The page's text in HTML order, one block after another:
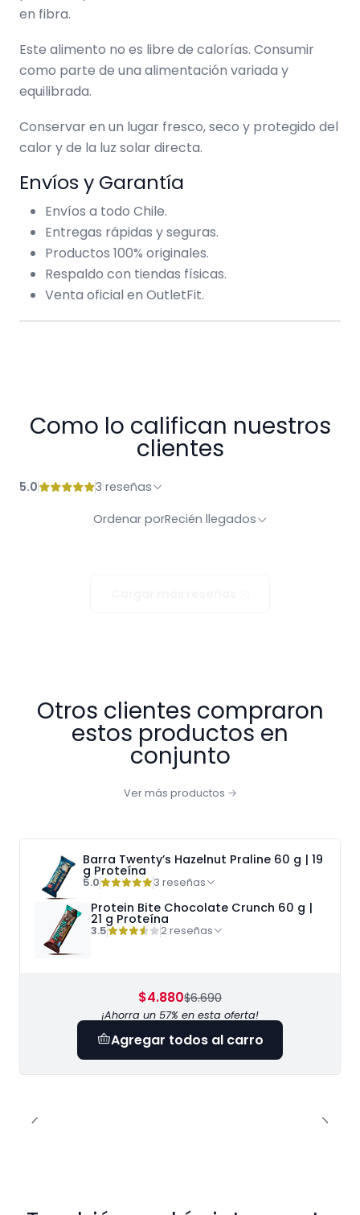
en fibra.
Este alimento no es libre de calorías. Consumir
como parte de una alimentación variada y
equilibrada.
Conservar en un lugar fresco, seco y protegido del
calor y de la luz solar directa.
Envíos y Garantía
Envíos a todo Chile.
Entregas rápidas y seguras.
Productos 100% originales.
Respaldo con tiendas físicas.
Venta oficial en OutletFit.
Como lo califican nuestros
clientes
5.0
3 reseñas
Ordenar porRecién llegados
Otros clientes compraron
estos productos en
conjunto
Ver más productos
Barra Twenty’s Hazelnut Praline 60 g | 19
g Proteína
5.0 3 reseñas
Protein Bite Chocolate Crunch 60 g |
21 g Proteína
3.5 2 reseñas
$4.880$6.690
¡Ahorra un 57% en esta oferta!
Agregar todos al carro